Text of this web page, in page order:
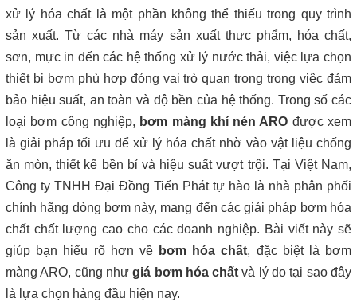
Bán bộ nguồn thủy lực chính hãng, giá rẻ
Close
xử lý hóa chất là một phần không thể thiếu trong quy trình
sản xuất. Từ các nhà máy sản xuất thực phẩm, hóa chất,
sơn, mực in đến các hệ thống xử lý nước thải, việc lựa chọn
thiết bị bơm phù hợp đóng vai trò quan trọng trong việc đảm
bảo hiệu suất, an toàn và độ bền của hệ thống. Trong số các
loại bơm công nghiệp, bơm màng khí nén ARO được xem
là giải pháp tối ưu để xử lý hóa chất nhờ vào vật liệu chống
ăn mòn, thiết kế bền bỉ và hiệu suất vượt trội. Tại Việt Nam,
Công ty TNHH Đại Đồng Tiến Phát tự hào là nhà phân phối
chính hãng dòng bơm này, mang đến các giải pháp bơm hóa
chất chất lượng cao cho các doanh nghiệp. Bài viết này sẽ
giúp bạn hiểu rõ hơn về bơm hóa chất, đặc biệt là bơm
màng ARO, cũng nhưgiá bơm hóa chất và lý do tại sao đây
là lựa chọn hàng đầu hiện nay.